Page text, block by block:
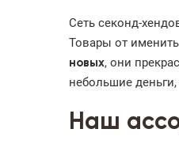
Сеть секонд-
Товары от
новых, они
небольшие
Наш